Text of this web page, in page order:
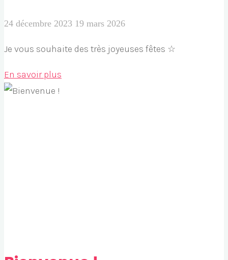
24 décembre 2023 19 mars 2026
Je vous souhaite des très joyeuses fêtes ☆
En savoir plus